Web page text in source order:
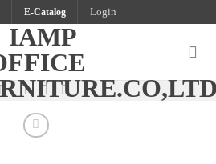
E-Catalog Login